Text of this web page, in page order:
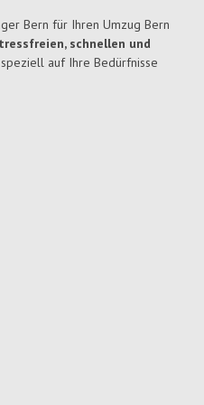
Bern für Ihren Umzug Bern
schnellen und
auf Ihre Bedürfnisse